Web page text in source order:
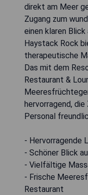
direkt am Meer
Zugang zum
einen klaren
Haystack Rock
therapeutische
Das mit dem
Restaurant &
hervorragend, die
Personal
- Hervorragende
- Schöner Blick
- Vielfältige
- Frische
Restaurant